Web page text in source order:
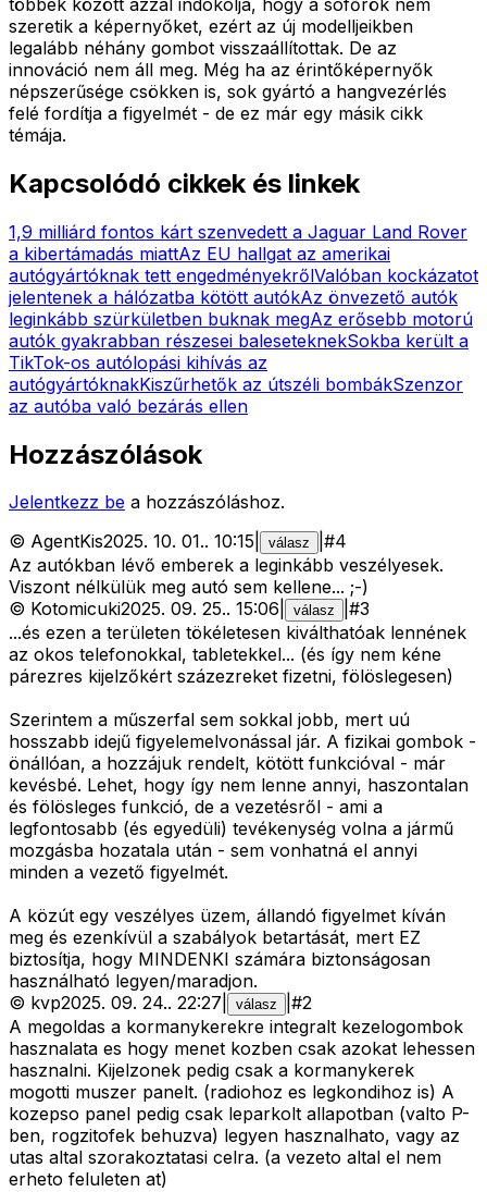
szeretik a képernyőket, ezért az új modelljeikben
legalább néhány gombot visszaállítottak. De az
innováció nem áll meg. Még ha az érintőképernyők
népszerűsége csökken is, sok gyártó a hangvezérlés
felé fordítja a figyelmét - de ez már egy másik cikk
témája.
Kapcsolódó cikkek és linkek
1,9 milliárd fontos kárt szenvedett a Jaguar Land Rover
a kibertámadás miattAz EU hallgat az amerikai
autógyártóknak tett engedményekrőlValóban kockázatot
jelentenek a hálózatba kötött autókAz önvezető autók
leginkább szürkületben buknak megAz erősebb motorú
autók gyakrabban részesei baleseteknekSokba került a
TikTok-os autólopási kihívás az
autógyártóknakKiszűrhetők az útszéli bombákSzenzor
az autóba való bezárás ellen
Hozzászólások
Jelentkezz be a hozzászóláshoz.
© AgentKis2025. 10. 01.. 10:15 válasz #4
Az autókban lévő emberek a leginkább veszélyesek.
Viszont nélkülük meg autó sem kellene... ;-)
© Kotomicuki2025. 09. 25.. 15:06 válasz #3
...és ezen a területen tökéletesen kiválthatóak lennének
az okos telefonokkal, tabletekkel... (és így nem kéne
párezres kijelzőkért százezreket fizetni, fölöslegesen)
Szerintem a műszerfal sem sokkal jobb, mert uú
hosszabb idejű figyelemelvonással jár. A fizikai gombok -
önállóan, a hozzájuk rendelt, kötött funkcióval - már
kevésbé. Lehet, hogy így nem lenne annyi, haszontalan
és fölösleges funkció, de a vezetésről - ami a
legfontosabb (és egyedüli) tevékenység volna a jármű
mozgásba hozatala után - sem vonhatná el annyi
minden a vezető figyelmét.
A közút egy veszélyes üzem, állandó figyelmet kíván
meg és ezenkívül a szabályok betartását, mert EZ
biztosítja, hogy MINDENKI számára biztonságosan
használható legyen/maradjon.
© kvp2025. 09. 24.. 22:27 válasz #2
A megoldas a kormanykerekre integralt kezelogombok
hasznalata es hogy menet kozben csak azokat lehessen
hasznalni. Kijelzonek pedig csak a kormanykerek
mogotti muszer panelt. (radiohoz es legkondihoz is) A
kozepso panel pedig csak leparkolt allapotban (valto P-
ben, rogzitofek behuzva) legyen hasznalhato, vagy az
utas altal szorakoztatasi celra. (a vezeto altal el nem
erheto feluleten at)